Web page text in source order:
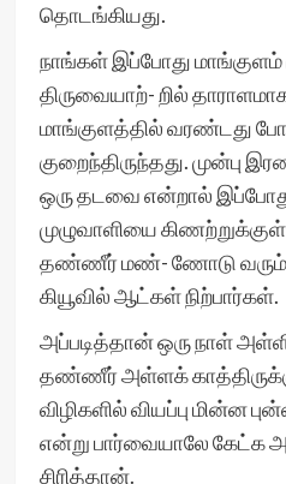
தொடங்கியது.
நாங்கள் இப்போது மாங்குளம்
திருவையாற்- றில்
மாங்குளத்தில் வரண்டது
குறைந்திருந்தது. முன்பு
ஒரு தடவை என்றால்
முழுவாளியை
தண்ணீர் மண்- ணோடு
கியூவில் ஆட்கள் நிற்பார்கள்.
அப்படித்தான் ஒரு நாள்
தண்ணீர் அள்ளக்
விழிகளில் வியப்பு மின்ன
என்று பார்வையாலே கேட்க
சிரித்தான்.